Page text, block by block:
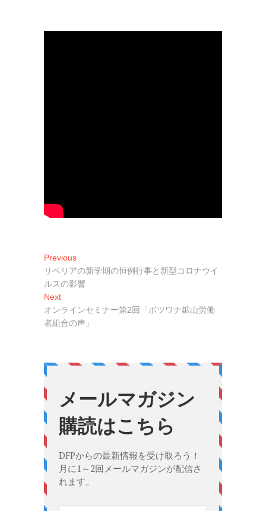
投
稿
ナ
ビ
シ
ョ
ン
PreviousPrevious
post:
リベリアの新学期の恒例行事と新型コロナウイ
ルスの影響
NextNext
post:
オンラインセミナー第2回「ボツワナ鉱山労働
者組合の声」